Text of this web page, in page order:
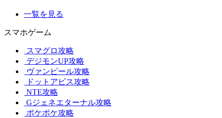
一覧を見る
スマホゲーム
スマグロ攻略
デジモンUP攻略
ヴァンピール攻略
ドットアビス攻略
NTE攻略
Gジェネエターナル攻略
ポケポケ攻略